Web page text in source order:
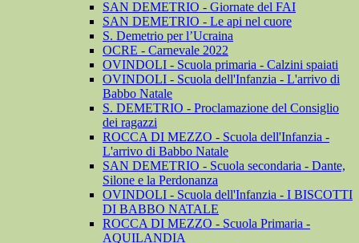
SAN DEMETRIO - Giornate del FAI
SAN DEMETRIO - Le api nel cuore
S. Demetrio per l’Ucraina
OCRE - Carnevale 2022
OVINDOLI - Scuola primaria - Calzini spaiati
OVINDOLI - Scuola dell'Infanzia - L'arrivo di
Babbo Natale
S. DEMETRIO - Proclamazione del Consiglio
dei ragazzi
ROCCA DI MEZZO - Scuola dell'Infanzia -
L'arrivo di Babbo Natale
SAN DEMETRIO - Scuola secondaria - Dante,
Silone e la Perdonanza
OVINDOLI - Scuola dell'Infanzia - I BISCOTTI
DI BABBO NATALE
ROCCA DI MEZZO - Scuola Primaria -
AQUILANDIA